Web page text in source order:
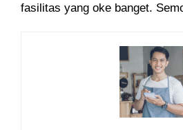
fasilitas yang oke banget.